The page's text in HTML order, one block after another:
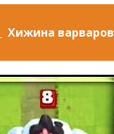
Хижина варваров